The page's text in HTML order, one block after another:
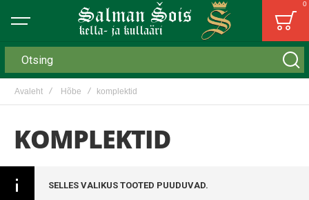
Bag
0
Otsing
Avaleht Hõbe komplektid
KOMPLEKTID
SELLES VALIKUS TOOTED PUUDUVAD.